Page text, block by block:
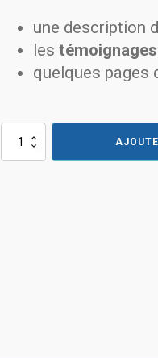
une description
lestémoignages
quelques pages
quantité
de
Alternative: